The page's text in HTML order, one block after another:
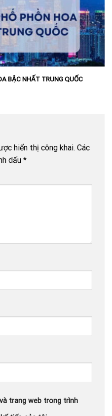
BẬC NHẤT TRUNG QUỐC
hiển thị công khai. Các
dấu *
trang web trong trình